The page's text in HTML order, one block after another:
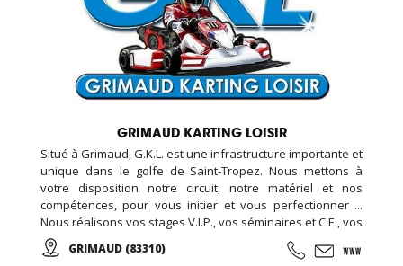
GRIMAUD KARTING LOISIR
Situé à Grimaud, G.K.L. est une infrastructure importante et
unique dans le golfe de Saint-Tropez. Nous mettons à
votre disposition notre circuit, notre matériel et nos
compétences, pour vous initier et vous perfectionner ...
Nous réalisons vos stages V.I.P., vos séminaires et C.E., vos
formules week-end... Encadré par notre équipe de
passionnés vous participerez aux courses d'endurance,
GRIMAUD (83310)